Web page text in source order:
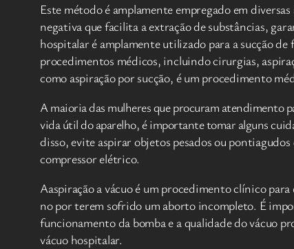
Este método é amplamente empregado em
negativa que facilita a extração de substâncias,
hospitalar é amplamente utilizado para a sucção
procedimentos médicos, incluindo cirurgias,
como aspiração por sucção, é um procedimento
A maioria das mulheres que procuram atendimento
vida útil do aparelho, é importante tomar alguns
disso, evite aspirar objetos pesados ou
compressor elétrico.
Aaspiração a vácuo é um procedimento clínico
no por terem sofrido um aborto incompleto. É
funcionamento da bomba e a qualidade do vácuo
vácuo hospitalar.